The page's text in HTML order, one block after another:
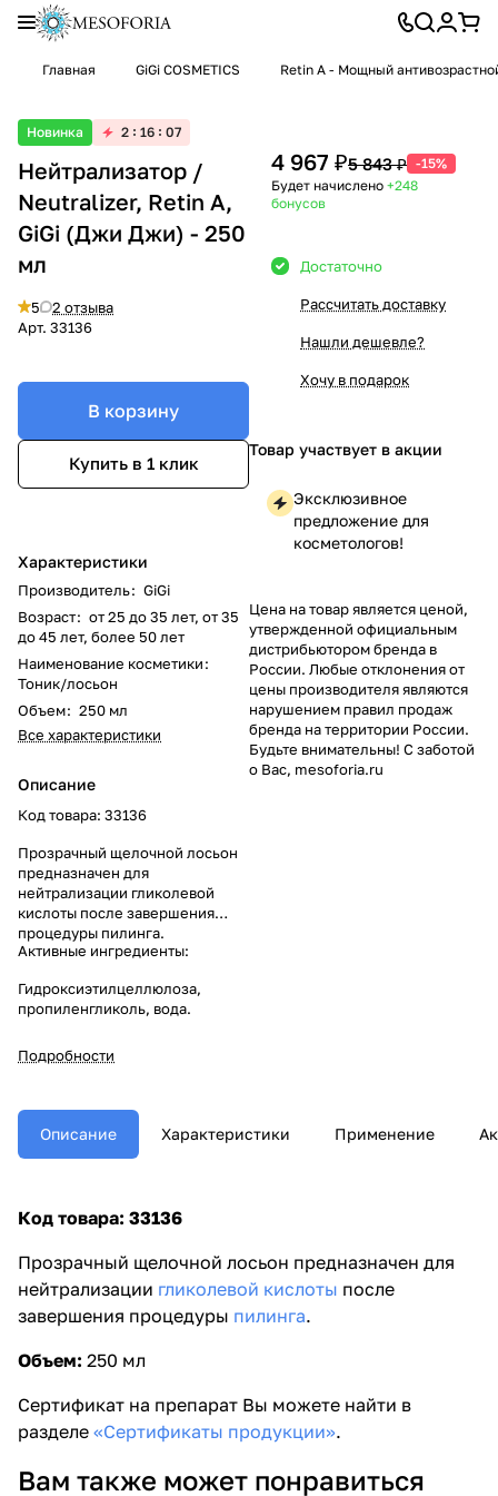
Главная GiGi COSMETICS Retin A - Мощный
Новинка 2 16 07
Нейтрализатор /
Neutralizer, Retin A,
GiGi (Джи Джи) - 250
мл
5
2 отзыва
Арт. 33136
В корзину
Купить в 1 клик
Характеристики
Производитель: GiGi
Возраст: от 25 до 35 лет, от 35
до 45 лет, более 50 лет
Наименование косметики:
Тоник/лосьон
Объем: 250 мл
Все характеристики
Описание
Код товара: 33136
Прозрачный щелочной лосьон
предназначен для
нейтрализации гликолевой
кислоты после завершения
процедуры пилинга.
Активные ингредиенты:
Гидроксиэтилцеллюлоза,
пропиленгликоль, вода.
Подробности
4 967 ₽5 843 ₽ -15%
Будет начислено +248
бонусов
Достаточно
Рассчитать доставку
Нашли дешевле?
Хочу в подарок
Товар участвует в акции
Эксклюзивное
предложение для
косметологов!
Цена на товар является ценой,
утвержденной официальным
дистрибьютором бренда в
России. Любые отклонения от
цены производителя являются
нарушением правил продаж
бренда на территории России.
Будьте внимательны! С заботой
о Вас, mesoforia.ru
Описание Характеристики Применение
Код товара: 33136
Прозрачный щелочной лосьон предназначен для
нейтрализации гликолевой кислоты после
завершения процедуры пилинга.
Объем: 250 мл
Сертификат на препарат Вы можете найти в
разделе «Сертификаты продукции».
Вам также может понравиться